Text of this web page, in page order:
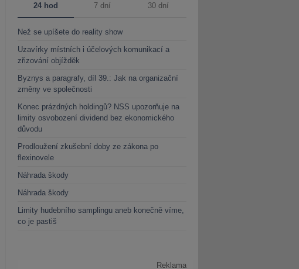
24 hod 7 dní 30 dní
Než se upíšete do reality show
Uzavírky místních i účelových komunikací a
zřizování objížděk
Byznys a paragrafy, díl 39.: Jak na organizační
změny ve společnosti
Konec prázdných holdingů? NSS upozorňuje na
limity osvobození dividend bez ekonomického
důvodu
Prodloužení zkušební doby ze zákona po
flexinovele
Náhrada škody
Náhrada škody
Limity hudebního samplingu aneb konečně víme,
co je pastiš